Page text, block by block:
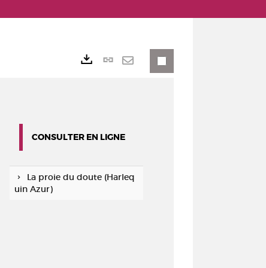
Lien
CONSULTER EN LIGNE
La proie du doute (Harleq
uin Azur)